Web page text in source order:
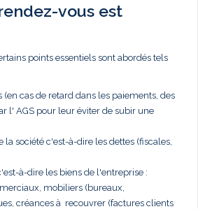
vous est
points essentiels sont abordés tels
(en cas de retard dans les paiements, des
l' AGS pour leur éviter de subir une
la société c'est-à-dire les dettes (fiscales,
à-dire les biens de l'entreprise :
mobiliers (bureaux,
créances à recouvrer (factures clients